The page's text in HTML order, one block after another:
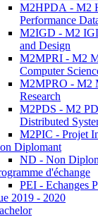
M2HPDA - M2
Performance
M2IGD - M2
and Design
M2MPRI - M2
Computer
M2MPRO - M2
Research
M2PDS - M2
Distributed
M2PIC - Projet
Diplomant
ND - Non
d'échange
PEI - Echanges
2019 - 2020